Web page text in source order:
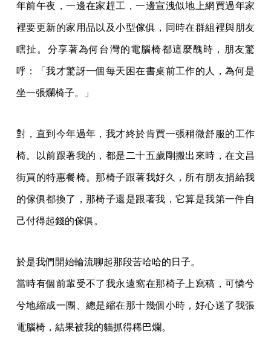
年前午夜，一邊在家趕工，一邊宣洩似地上網買過年家
裡要更新的家用品以及小型傢俱，同時在群組裡與朋友
瞎扯。分享著為何台灣的電腦椅都這麼醜時，朋友驚
呼：「我才驚訝一個每天困在書桌前工作的人，為何是
坐一張爛椅子。」
對，直到今年過年，我才終於肯買一張稍微舒服的工作
椅。以前跟著我的，都是二十五歲剛搬出來時，在文昌
街買的特惠餐椅。那椅子跟著我好久，所有朋友捐給我
的傢俱都換了，那椅子還是跟著我，它算是我第一件自
己付得起錢的傢俱。
於是我們開始輪流聊起那段苦哈哈的日子。
當時有個前輩受不了我永遠窩在那椅子上寫稿，可憐兮
兮地縮成一團、總是縮在那十幾個小時，好心送了我張
電腦椅，結果被我的貓抓得稀巴爛。